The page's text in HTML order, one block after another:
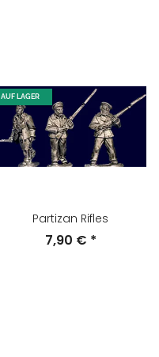
AUF LAGER
Partizan Rifles
7,90 € *